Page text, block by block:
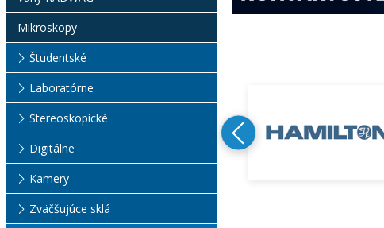
Mikroskopy
Študentské
Laboratórne
Stereoskopické
Digitálne
Kamery
Zväčšujúce sklá